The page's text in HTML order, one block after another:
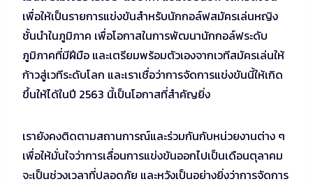
เพื่อให้เป็นรายการแข่งขันสำหรับนักกอล์ฟสมัครเล่นหญิง
ชั้นนำในภูมิภาค เพื่อโอกาสในการพัฒนานักกอล์ฟระดับ
ภูมิภาคที่มีฝีมือ และเตรียมพร้อมตัวเองจากเวทีสมัครเล่นให้
ก้าวสู่เวทีระดับโลก และเราเชื่อว่าการจัดการแข่งขันนี้ให้เกิด
ขึ้นให้ได้ในปี 2563 นี้เป็นโอกาสที่สำคัญยิ่ง
เรายังคงติดตามสถานการณ์และร่วมกันกับหน่วยงานต่าง ๆ
เพื่อให้มั่นใจว่าการเลื่อนการแข่งขันออกไปเป็นเดือนตุลาคม
จะเป็นช่วงเวลาที่ปลอดภัย และหวังเป็นอย่างยิ่งว่าการจัดการ